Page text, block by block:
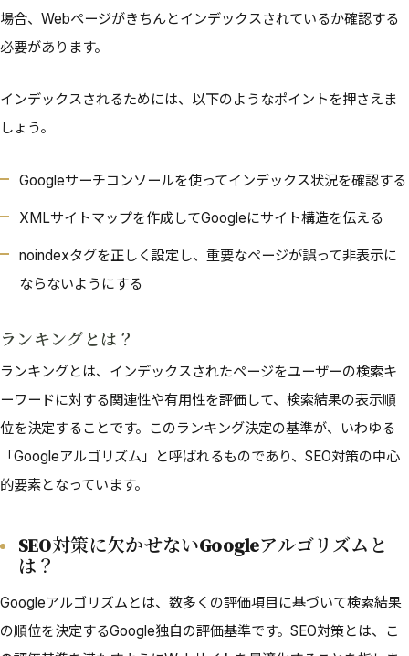
場合、Webページがきちんとインデックスされているか確認する
必要があります。
インデックスされるためには、以下のようなポイントを押さえま
しょう。
Googleサーチコンソールを使ってインデックス状況を確認する
XMLサイトマップを作成してGoogleにサイト構造を伝える
noindexタグを正しく設定し、重要なページが誤って非表示に
ならないようにする
ランキングとは？
ランキングとは、インデックスされたページをユーザーの検索キ
ーワードに対する関連性や有用性を評価して、検索結果の表示順
位を決定することです。このランキング決定の基準が、いわゆる
「Googleアルゴリズム」と呼ばれるものであり、SEO対策の中心
的要素となっています。
SEO対策に欠かせないGoogleアルゴリズムと
は？
Googleアルゴリズムとは、数多くの評価項目に基づいて検索結果
の順位を決定するGoogle独自の評価基準です。SEO対策とは、こ